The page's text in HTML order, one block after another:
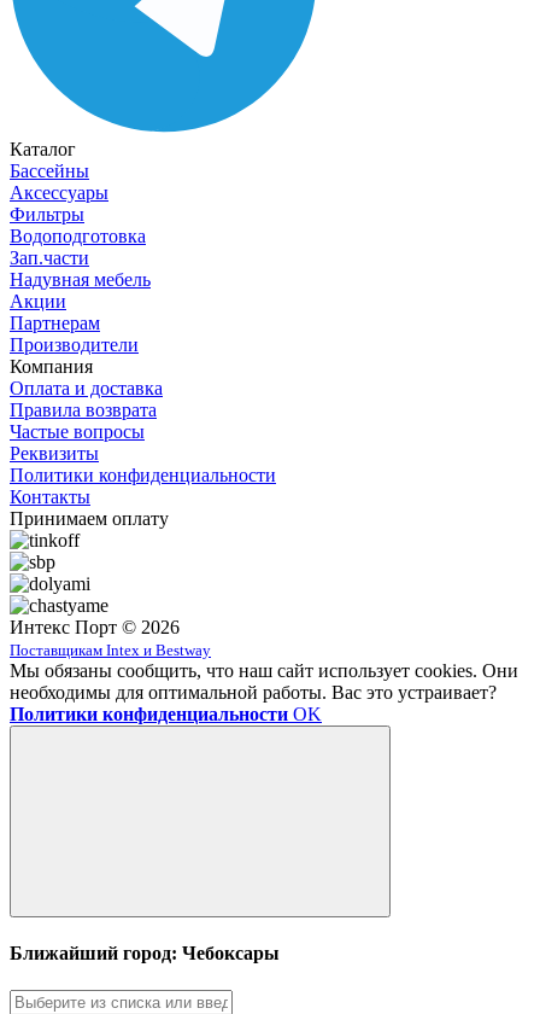
Каталог
Бассейны
Аксессуары
Фильтры
Водоподготовка
Зап.части
Надувная мебель
Акции
Партнерам
Производители
Компания
Оплата и доставка
Правила возврата
Частые вопросы
Реквизиты
Политики конфиденциальности
Контакты
Принимаем оплату
Интекс Порт © 2026
Поставщикам Intex и Bestway
Мы обязаны сообщить, что наш сайт использует cookies. Они
необходимы для оптимальной работы. Вас это устраивает?
Политики конфиденциальности OK
Ближайший город: Чебоксары